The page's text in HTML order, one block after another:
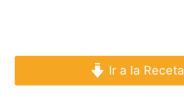
Ir a la Receta